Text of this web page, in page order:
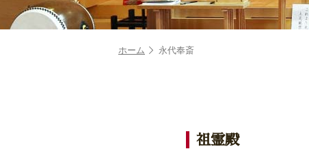
ホーム 永代奉斎
祖霊殿